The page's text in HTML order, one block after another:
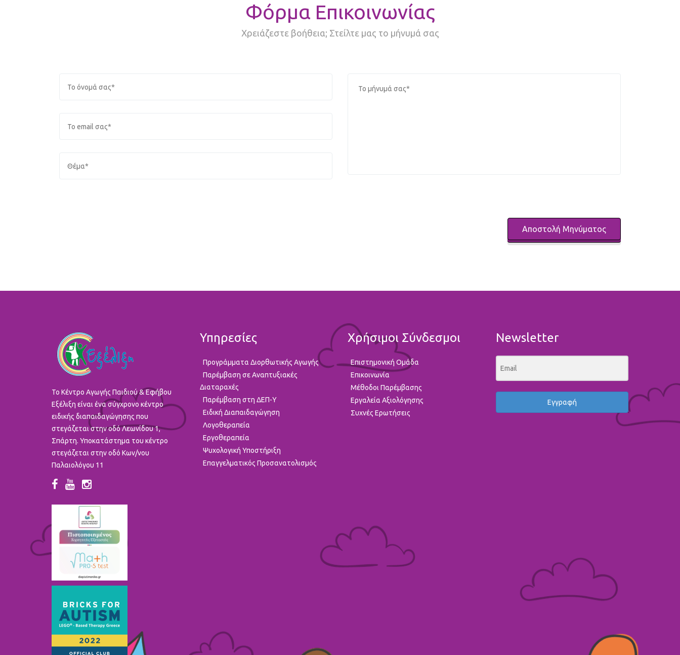
Φόρμα Επικοινωνίας
Χρειάζεστε βοήθεια; Στείλτε μας το μήνυμά σας
To Κέντρο Αγωγής Παιδιού & Εφήβου
Εξέλιξη είναι ένα σύγχρονο κέντρο
ειδικής διαπαιδαγώγησης που
στεγάζεται στην οδό Λεωνίδου 1,
Σπάρτη. Υποκατάστημα του κέντρο
στεγάζεται στην οδό Κων/νου
Παλαιολόγου 11
Υπηρεσίες
Προγράμματα Διορθωτικής Αγωγής
Παρέμβαση σε Αναπτυξιακές
Διαταραχές
Παρέμβαση στη ΔΕΠ-Υ
Ειδική Διαπαιδαγώγηση
Λογοθεραπεία
Εργοθεραπεία
Ψυχολογική Υποστήριξη
Επαγγελματικός Προσανατολισμός
Χρήσιμοι Σύνδεσμοι
Επιστημονική Ομάδα
Επικοινωνία
Μέθοδοι Παρέμβασης
Εργαλεία Αξιολόγησης
Συχνές Ερωτήσεις
Newsletter
Εγγραφή